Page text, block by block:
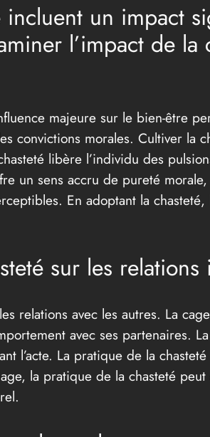
incluent un impact
l’impact de
majeure sur le bien-être
convictions morales. Cultiver la
libère l’individu des
un sens accru de pureté
En adoptant la
sur les
relations avec les autres. La
avec ses partenaires.
l’acte. La pratique de la
la pratique de la chasteté